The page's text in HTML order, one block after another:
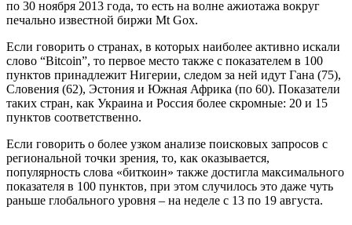
по 30 ноября 2013 года, то есть на волне ажиотажа вокруг
печально известной биржи Mt Gox.
Если говорить о странах, в которых наиболее активно искали
слово “Bitcoin”, то первое место также с показателем в 100
пунктов принадлежит Нигерии, следом за ней идут Гана (75),
Словения (62), Эстония и Южная Африка (по 60). Показатели
таких стран, как Украина и Россия более скромные: 20 и 15
пунктов соответственно.
Если говорить о более узком анализе поисковых запросов с
региональной точки зрения, то, как оказывается,
популярность слова «биткоин» также достигла максимального
показателя в 100 пунктов, при этом случилось это даже чуть
раньше глобального уровня – на неделе с 13 по 19 августа.